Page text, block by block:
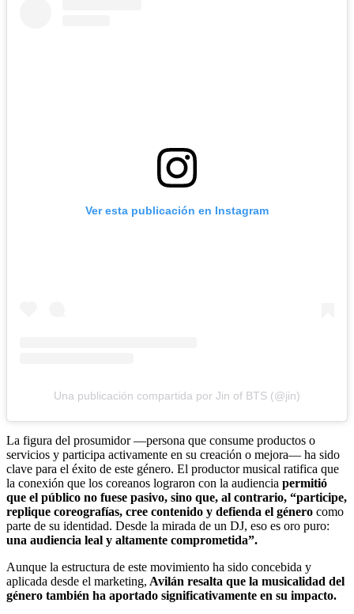
Ver esta publicación en Instagram
Una publicación compartida por Jin of BTS (@jin)
La figura del prosumidor —persona que consume productos o
servicios y participa activamente en su creación o mejora— ha sido
clave para el éxito de este género. El productor musical ratifica que
la conexión que los coreanos lograron con la audiencia permitió
que el público no fuese pasivo, sino que, al contrario, “participe,
replique coreografías, cree contenido y defienda el género como
parte de su identidad. Desde la mirada de un DJ, eso es oro puro:
una audiencia leal y altamente comprometida”.
Aunque la estructura de este movimiento ha sido concebida y
aplicada desde el marketing, Avilán resalta que la musicalidad del
género también ha aportado significativamente en su impacto.